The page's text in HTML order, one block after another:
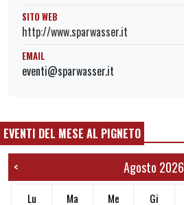
SITO WEB
http://www.sparwasser.it
EMAIL
eventi@sparwasser.it
EVENTI DEL MESE AL PIGNETO
< Agosto 2026
Lu Ma Me Gi